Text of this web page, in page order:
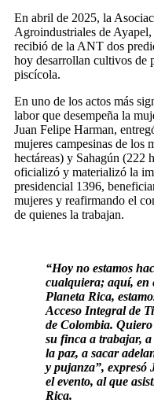
En abril de 2025, la
Agroindustriales de
recibió de la ANT dos
hoy desarrollan cultivos de
piscícola.
En uno de los actos más
labor que desempeña la
Juan Felipe Harman,
mujeres campesinas de los
hectáreas) y Sahagún (222
oficializó y materializó la
presidencial 1396,
mujeres y reafirmando el
de quienes la trabajan.
“Hoy no estamos
cualquiera; aquí, en
Planeta Rica,
Acceso Integral de
de Colombia.
su finca a trabajar, a
la paz, a sacar
y pujanza”,
el evento, al que
Rica.